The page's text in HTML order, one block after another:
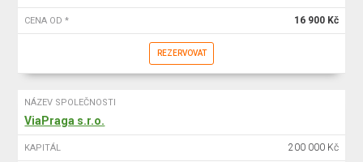
CENA OD * 16 900 Kč
REZERVOVAT
NÁZEV SPOLEČNOSTI
ViaPraga s.r.o.
KAPITÁL 200 000 Kč